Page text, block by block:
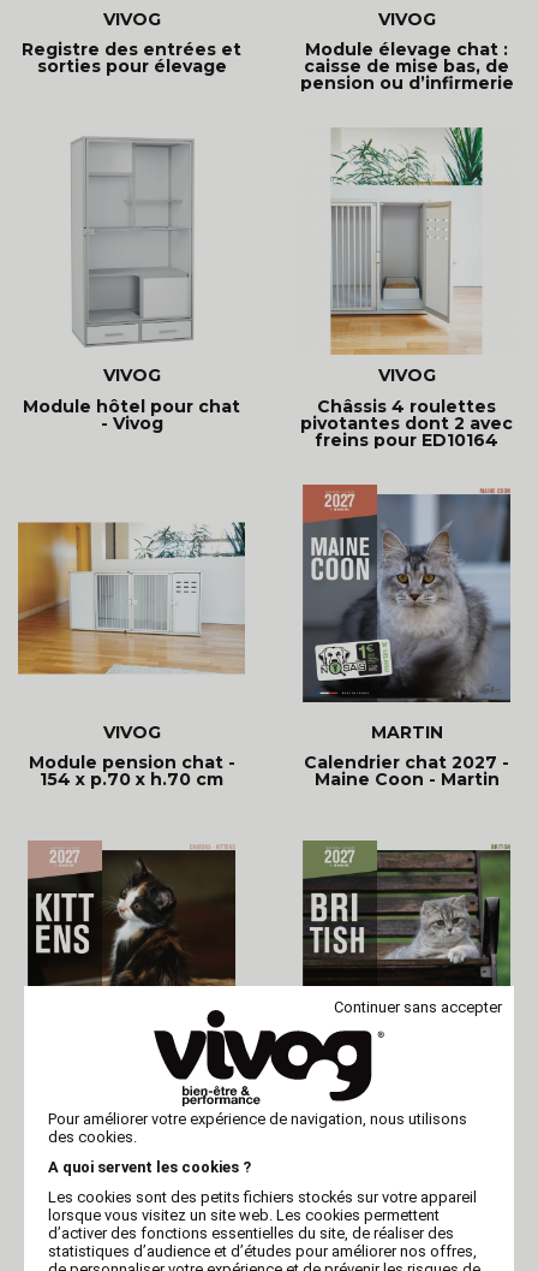
VIVOG
Registre des entrées et
sorties pour élevage
VIVOG
Module élevage chat :
caisse de mise bas, de
pension ou d’infirmerie
VIVOG
Module hôtel pour chat
- Vivog
VIVOG
Châssis 4 roulettes
pivotantes dont 2 avec
freins pour ED10164
VIVOG
Module pension chat -
154 x p.70 x h.70 cm
MARTIN
Calendrier chat 2027 -
Maine Coon - Martin
Calendrier 2027 -
Chatons - Martin
MARTIN
Calendrier chat 2027 -
Continuer sans accepter
Pour améliorer votre expérience de navigation, nous utilisons
des cookies.
A quoi servent les cookies ?
Les cookies sont des petits fichiers stockés sur votre appareil
lorsque vous visitez un site web. Les cookies permettent
d’activer des fonctions essentielles du site, de réaliser des
statistiques d’audience et d’études pour améliorer nos offres,